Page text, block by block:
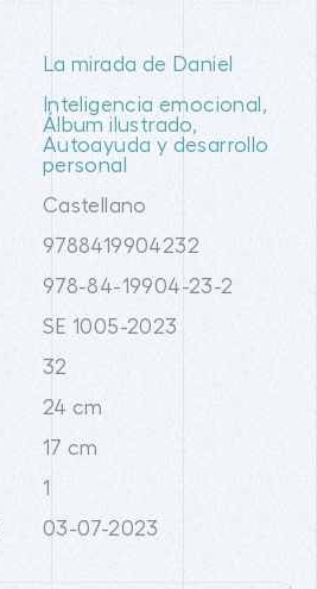
La mirada de Daniel
Inteligencia emocional ,
Álbum ilustrado,
Autoayuda y desarrollo
personal
Castellano
9788419904232
978-84-19904-23-2
SE 1005-2023
32
24 cm
17 cm
1
03-07-2023